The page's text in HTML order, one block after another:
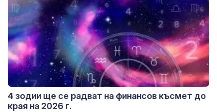
4 зодии ще се радват на финансов късмет до
края на 2026 г.